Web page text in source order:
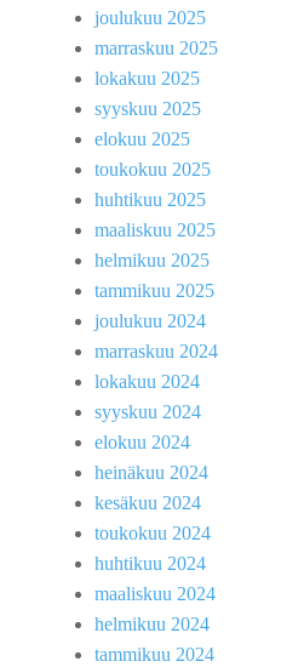
joulukuu 2025
marraskuu 2025
lokakuu 2025
syyskuu 2025
elokuu 2025
toukokuu 2025
huhtikuu 2025
maaliskuu 2025
helmikuu 2025
tammikuu 2025
joulukuu 2024
marraskuu 2024
lokakuu 2024
syyskuu 2024
elokuu 2024
heinäkuu 2024
kesäkuu 2024
toukokuu 2024
huhtikuu 2024
maaliskuu 2024
helmikuu 2024
tammikuu 2024